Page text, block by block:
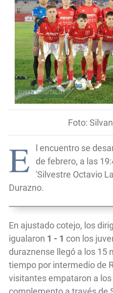
Foto:
E
l encuentro se
de febrero, a las
'Silvestre Octavio
Durazno.
En ajustado cotejo, los
igualaron 1 - 1 con los
duraznense llegó a los 15
tiempo por intermedio de
visitantes empataron a